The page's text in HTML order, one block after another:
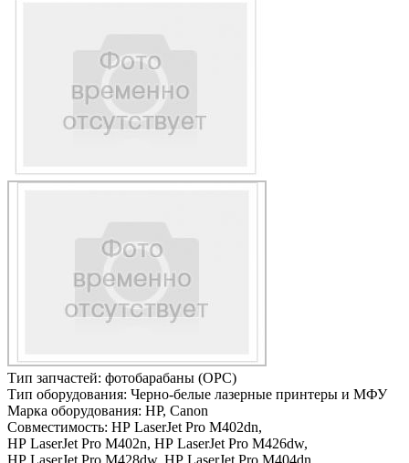
Тип запчастей: фотобарабаны (OPC)
Тип оборудования: Черно-белые лазерные принтеры и МФУ
Марка оборудования: HP, Canon
Совместимость: HP LaserJet Pro M402dn,
HP LaserJet Pro M402n, HP LaserJet Pro M426dw,
HP LaserJet Pro M428dw, HP LaserJet Pro M404dn,